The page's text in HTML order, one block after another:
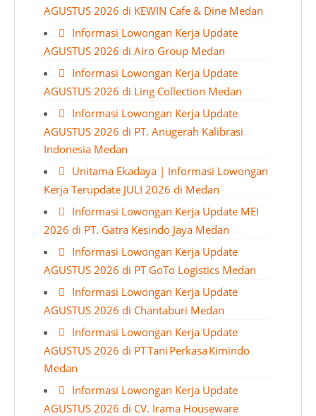
AGUSTUS 2026 di KEWIN Cafe & Dine Medan
Informasi Lowongan Kerja Update
AGUSTUS 2026 di Airo Group Medan
Informasi Lowongan Kerja Update
AGUSTUS 2026 di Ling Collection Medan
Informasi Lowongan Kerja Update
AGUSTUS 2026 di PT. Anugerah Kalibrasi
Indonesia Medan
Unitama Ekadaya | Informasi Lowongan
Kerja Terupdate JULI 2026 di Medan
Informasi Lowongan Kerja Update MEI
2026 di PT. Gatra Kesindo Jaya Medan
Informasi Lowongan Kerja Update
AGUSTUS 2026 di PT GoTo Logistics Medan
Informasi Lowongan Kerja Update
AGUSTUS 2026 di Chantaburi Medan
Informasi Lowongan Kerja Update
AGUSTUS 2026 di PT Tani Perkasa Kimindo
Medan
Informasi Lowongan Kerja Update
AGUSTUS 2026 di CV. Irama Houseware